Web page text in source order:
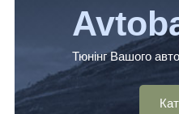
Тюнінг Вашого